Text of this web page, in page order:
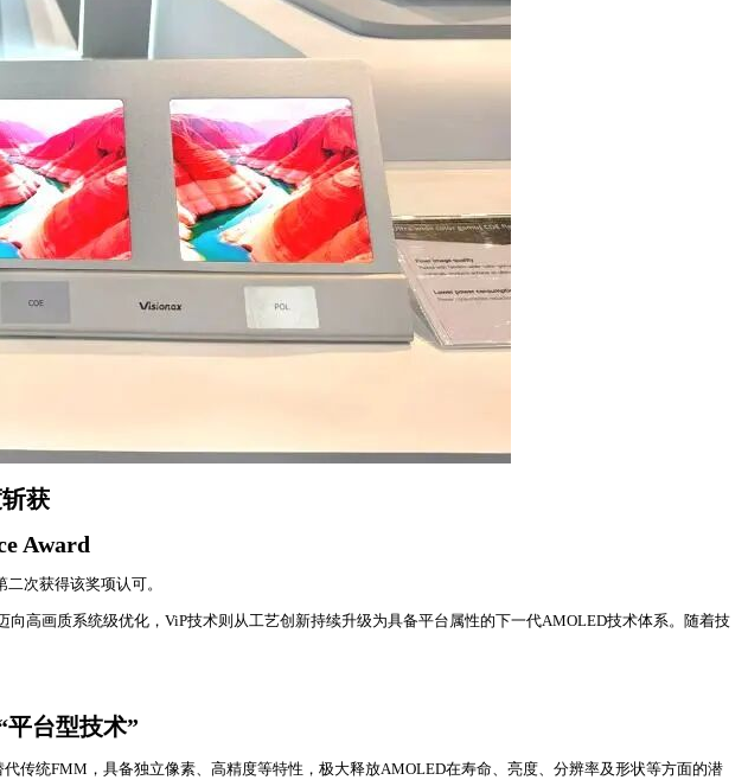
获
Award
次获得该奖项认可。
高画质系统级优化，ViP技术则从工艺创新持续升级为具备平台属性的下一代AMOLED技术体系。随着技
台型技术”
传统FMM，具备独立像素、高精度等特性，极大释放AMOLED在寿命、亮度、分辨率及形状等方面的潜